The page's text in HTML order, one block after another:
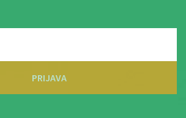
PRIJAVA